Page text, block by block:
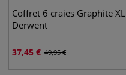
Coffret 6 craies Graphite XL
Derwent
37,45 € 49,95€